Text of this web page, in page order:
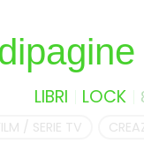
LIBRI LOCK
/ SERIE TV